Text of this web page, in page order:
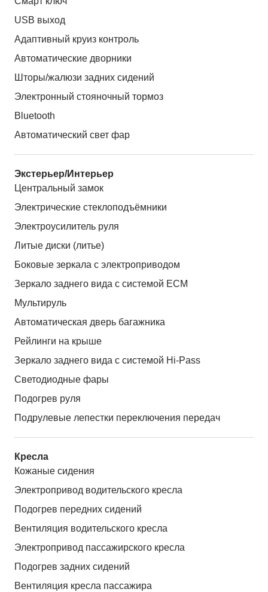
USB выход
Адаптивный круиз контроль
Автоматические дворники
Шторы/жалюзи задних сидений
Электронный стояночный тормоз
Bluetooth
Автоматический свет фар
Экстерьер/Интерьер
Центральный замок
Электрические стеклоподъёмники
Электроусилитель руля
Литые диски (литье)
Боковые зеркала с электроприводом
Зеркало заднего вида с системой ЕСМ
Мультируль
Автоматическая дверь багажника
Рейлинги на крыше
Зеркало заднего вида с системой Hi-Pass
Светодиодные фары
Подогрев руля
Подрулевые лепестки переключения передач
Кресла
Кожаные сидения
Электропривод водительского кресла
Подогрев передних сидений
Вентиляция водительского кресла
Электропривод пассажирского кресла
Подогрев задних сидений
Вентиляция кресла пассажира